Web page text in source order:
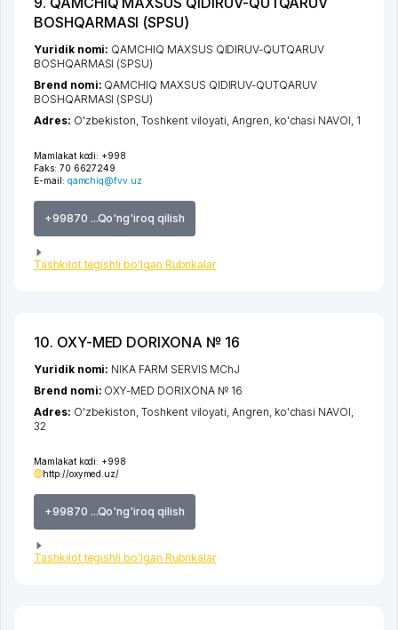
BOSHQARMASI (SPSU)
Mamlakat kodi: +998
Faks: 70 6627249
E-mail: qamchiq@fvv.uz
+99870 ...Qo'ng'iroq qilish
Tashkilot tegishli bo'lgan Rubrikalar
Yuridik nomi: QAMCHIQ MAXSUS QIDIRUV-QUTQARUV
BOSHQARMASI (SPSU)
Brend nomi: QAMCHIQ MAXSUS QIDIRUV-QUTQARUV
BOSHQARMASI (SPSU)
Adres: O'zbekiston,Toshkent viloyati ,Angren ko'chasi NAVOI , 1
10. OXY-MED DORIXONA № 16
Mamlakat kodi: +998
http://oxymed.uz/
+99870 ...Qo'ng'iroq qilish
Tashkilot tegishli bo'lgan Rubrikalar
Yuridik nomi: NIKA FARM SERVIS MChJ
Brend nomi: OXY-MED DORIXONA № 16
Adres: O'zbekiston,Toshkent viloyati ,Angren ko'chasi NAVOI
32